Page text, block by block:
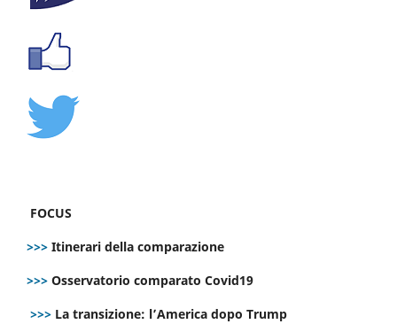
FOCUS
>>> Itinerari della comparazione
>>> Osservatorio comparato Covid19
>>> La transizione: l’America dopo Trump